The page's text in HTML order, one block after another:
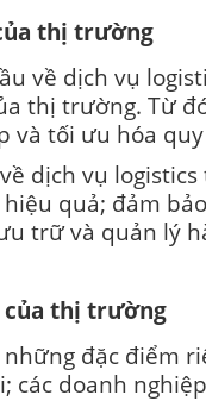
thị trường
về dịch vụ
thị trường. Từ
và tối ưu hóa
dịch vụ
quả; đảm
trữ và quản lý
của thị trường
đặc điểm
các doanh